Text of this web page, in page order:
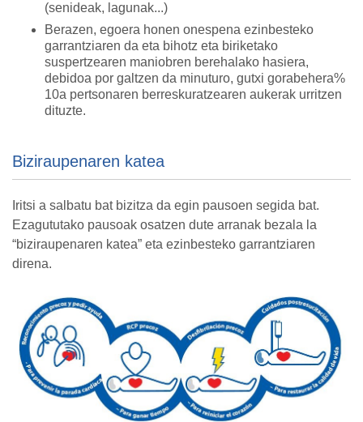
(senideak, lagunak...)
Berazen, egoera honen onespena ezinbesteko
garrantziaren da eta bihotz eta biriketako
suspertzearen maniobren berehalako hasiera,
debidoa por galtzen da minuturo, gutxi gorabehera%
10a pertsonaren berreskuratzearen aukerak urritzen
dituzte.
Biziraupenaren katea
Iritsi a salbatu bat bizitza da egin pausoen segida bat.
Ezagututako pausoak osatzen dute arranak bezala la
“biziraupenaren katea” eta ezinbesteko garrantziaren
direna.